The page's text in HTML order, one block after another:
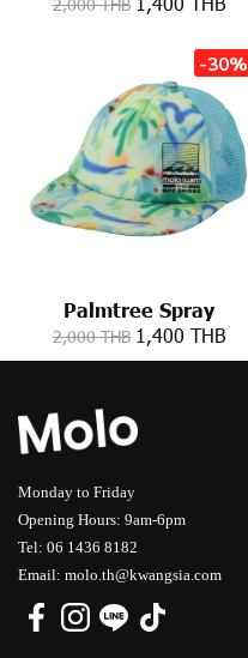
-30%
Palmtree Spray
2,000 THB 1,400 THB
Monday to Friday
Opening Hours: 9am-6pm
Tel: 06 1436 8182
Email: molo.th@kwangsia.com